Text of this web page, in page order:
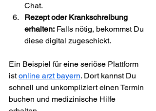
Chat.
Rezept oder Krankschreibung
erhalten: Falls nötig, bekommst Du
diese digital zugeschickt.
Ein Beispiel für eine seriöse Plattform
ist online arzt bayern. Dort kannst Du
schnell und unkompliziert einen Termin
buchen und medizinische Hilfe